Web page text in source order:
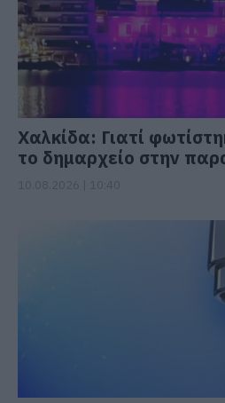
Χαλκίδα: Γιατί
το δημαρχείο στην